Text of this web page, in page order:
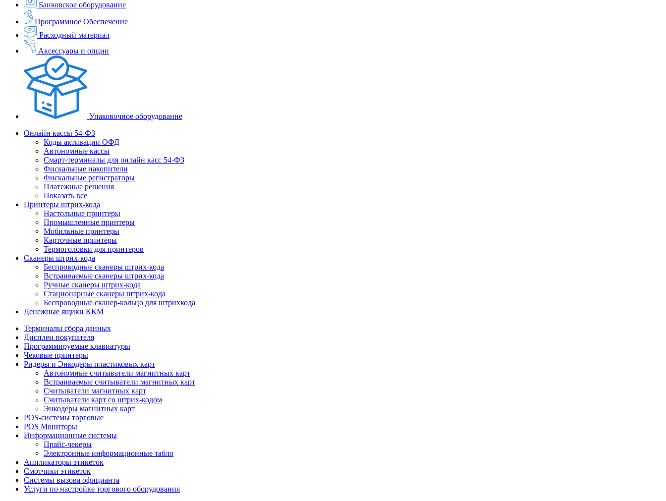
Банковское оборудование
Программное Обеспечение
Расходный материал
Аксессуары и опции
Упаковочное оборудование
Онлайн кассы 54-ФЗ
Коды активации ОФД
Автономные кассы
Смарт-терминалы для онлайн касс 54-ФЗ
Фискальные накопители
Фискальные регистраторы
Платежные решения
Показать все
Принтеры штрих-кода
Настольные принтеры
Промышленные принтеры
Мобильные принтеры
Карточные принтеры
Термоголовки для принтеров
Сканеры штрих-кода
Беспроводные сканеры штрих-кода
Встраиваемые сканеры штрих-кода
Ручные сканеры штрих-кода
Стационарные сканеры штрих-кода
Беспроводные сканер-кольцо для штрихкода
Денежные ящики ККМ
Терминалы сбора данных
Дисплеи покупателя
Программируемые клавиатуры
Чековые принтеры
Ридеры и Энкодеры пластиковых карт
Автономные считыватели магнитных карт
Встраиваемые считыватели магнитных карт
Считыватели магнитных карт
Считыватели карт со штрих-кодом
Энкодеры магнитных карт
POS-системы торговые
POS Мониторы
Информационные системы
Прайс-чекеры
Электронные информационные табло
Аппликаторы этикеток
Смотчики этикеток
Системы вызова официанта
Услуги по настройке торгового оборудования